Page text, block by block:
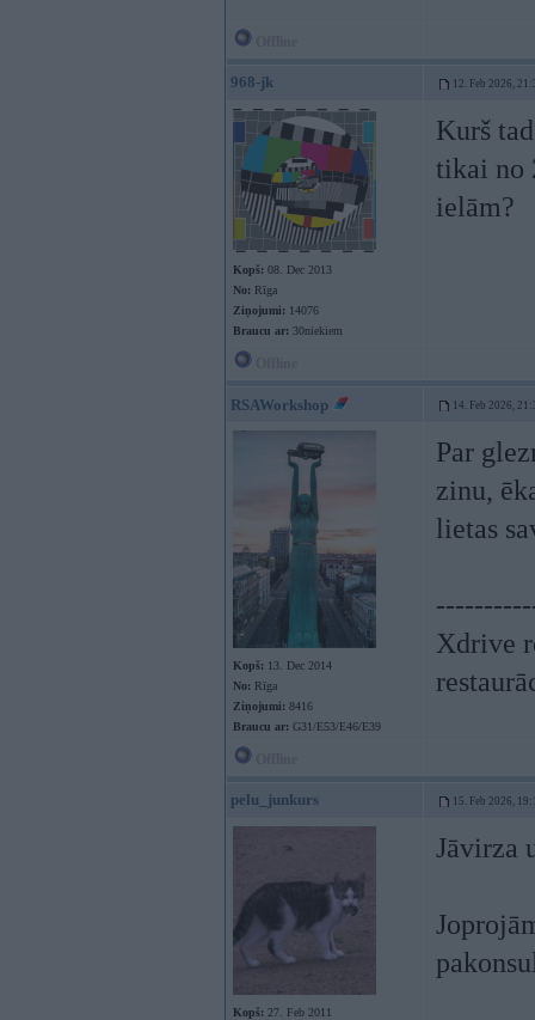
968-jk 12. Feb 2026,
Kopš: 08. Dec 2013
No: Rīga
Ziņojumi: 14076
Braucu ar: 30niekiem
Kurš
tikai no
ielām?
RSAWorkshop 14. Feb 2026,
Kopš: 13. Dec 2014
No: Rīga
Ziņojumi: 8416
Braucu ar: G31/E53/E46/E39
Par
zinu,
lietas
Xdrive
pelu_junkurs 15. Feb 2026,
Kopš: 27. Feb 2011
Jāvirza